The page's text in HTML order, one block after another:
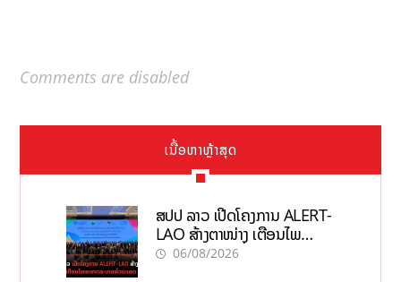
Comments are disabled
ເນື້ອຫາຫຼ້າສຸດ
ສປປ ລາວ ເປີດໂຄງການ ALERT-
LAO ສ້າງຕາໜ່າງ ເຕືອນໄພ
ພະຍາດລະບາດທົ່ວປະເທດ
06/08/2026